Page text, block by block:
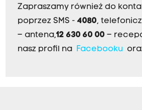
Zapraszamy również do
poprzez SMS - 4080,
– antena,12 630 60 00 –
nasz profil na Facebooku